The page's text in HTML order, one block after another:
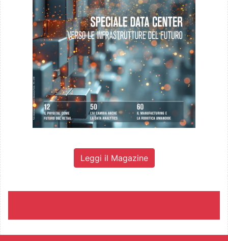
Leggi il Magazine